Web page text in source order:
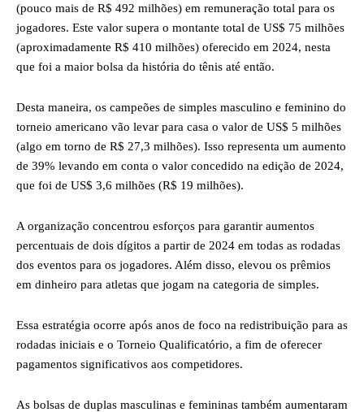
(pouco mais de R$ 492 milhões) em remuneração total para os
jogadores. Este valor supera o montante total de US$ 75 milhões
(aproximadamente R$ 410 milhões) oferecido em 2024, nesta
que foi a maior bolsa da história do tênis até então.
Desta maneira, os campeões de simples masculino e feminino do
torneio americano vão levar para casa o valor de US$ 5 milhões
(algo em torno de R$ 27,3 milhões). Isso representa um aumento
de 39% levando em conta o valor concedido na edição de 2024,
que foi de US$ 3,6 milhões (R$ 19 milhões).
A organização concentrou esforços para garantir aumentos
percentuais de dois dígitos a partir de 2024 em todas as rodadas
dos eventos para os jogadores. Além disso, elevou os prêmios
em dinheiro para atletas que jogam na categoria de simples.
Essa estratégia ocorre após anos de foco na redistribuição para as
rodadas iniciais e o Torneio Qualificatório, a fim de oferecer
pagamentos significativos aos competidores.
As bolsas de duplas masculinas e femininas também aumentaram